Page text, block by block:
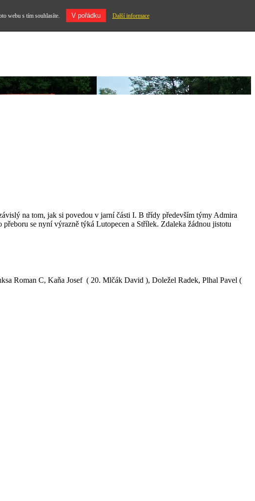
na tom, jak si povedou v jarní části I. B třídy především týmy Admira
se nyní výrazně týká Lutopecen a Střílek. Zdaleka žádnou jistotu
Roman C, Kaňa Josef ( 20. Mlčák David ), Doležel Radek, Plhal Pavel (
webu s tím souhlasíte. V pořádku Další informace